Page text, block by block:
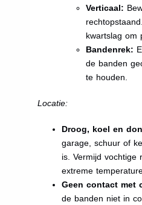
Verticaal:
kwartslag om
Bandenrek:
de banden
te houden.
Locatie:
Droog, koel en
garage, schuur of
is. Vermijd vochtige
extreme
Geen contact met
de banden niet in